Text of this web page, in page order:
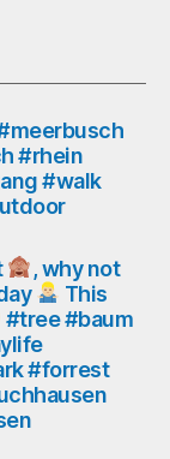
#rhein
#walk
, why not
This
#tree #baum
#forrest